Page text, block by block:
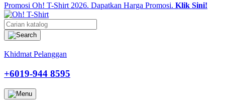
Promosi Oh! T-Shirt 2026. Dapatkan Harga Promosi. Klik Sini!
Khidmat Pelanggan
+6019-944 8595